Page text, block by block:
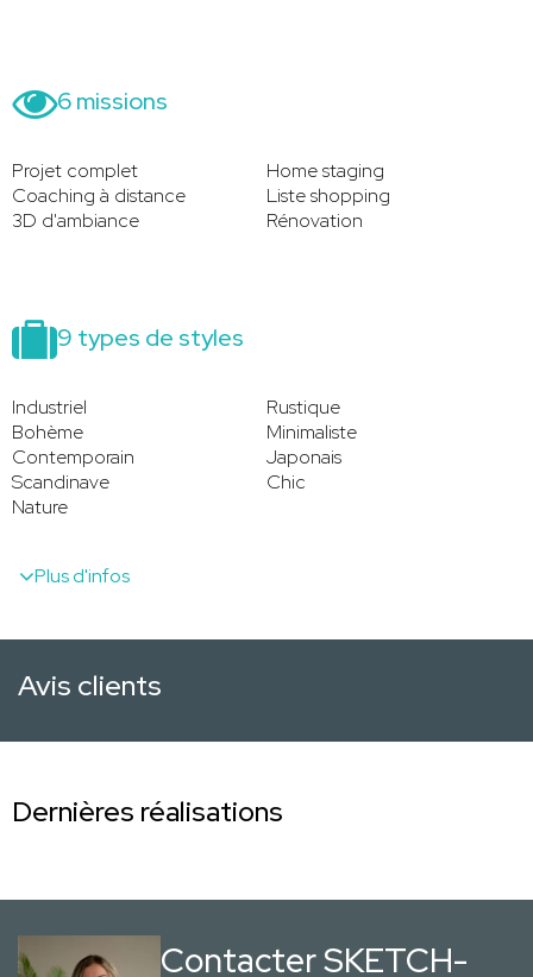
9 types de styles
Industriel
Rustique
Bohème
Minimaliste
Contemporain
Japonais
Scandinave
Chic
Nature
6 missions
Projet complet
Home staging
Coaching à distance
Liste shopping
3D d'ambiance
Rénovation
Plus d'infos
Avis clients
Dernières réalisations
Contacter SKETCH-